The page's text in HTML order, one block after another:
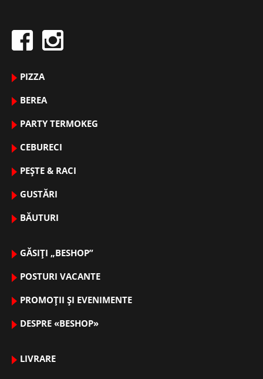
PIZZA
BEREA
PARTY TERMOKEG
CEBURECI
PEȘTE & RACI
GUSTĂRI
BĂUTURI
GĂSIȚI „BESHOP”
POSTURI VACANTE
PROMOȚII ȘI EVENIMENTE
DESPRE «BESHOP»
LIVRARE